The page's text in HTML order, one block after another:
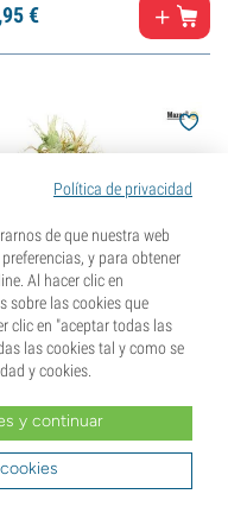
95€
(Dutch Passion)
(13)
95€
Política de privacidad
de que nuestra web
y para obtener
Al hacer clic en
sobre las cookies que
clic en "aceptar todas las
las cookies tal y como se
y cookies.
y continuar